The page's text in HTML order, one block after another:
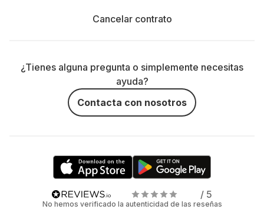
Cancelar contrato
¿Tienes alguna pregunta o simplemente necesitas
ayuda?
Contacta con nosotros
/ 5
No hemos verificado la autenticidad de las reseñas